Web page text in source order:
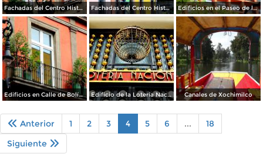
Fachadas del Centro Histórico de la Ciudad de México Fachadas del Centro Histórico de la Ciudad de México Edificios en el Paseo de la Reforma
Edificios en Calle de Bolívar Edificio de la Lotería Nacional Canales de Xochimilco
Anterior 1 2 3 4 5 6 ...
18
Siguiente